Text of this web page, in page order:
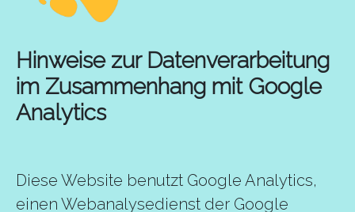
Hinweise zur Datenverarbeitung
im Zusammenhang mit Google
Analytics
Diese Website benutzt Google Analytics,
einen Webanalysedienst der Google